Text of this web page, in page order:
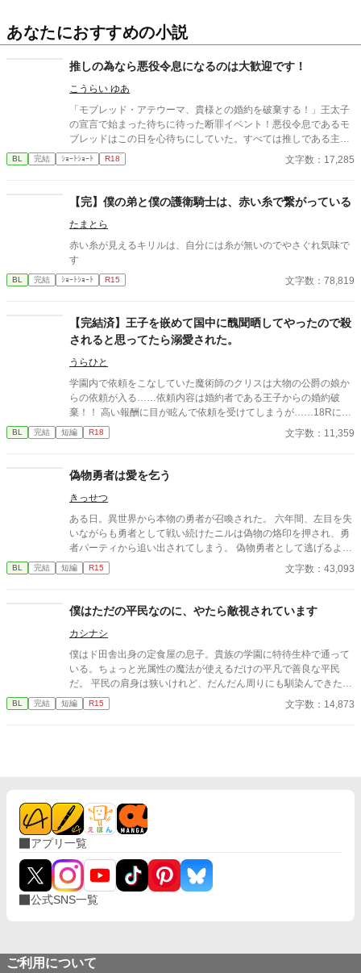
あなたにおすすめの小説
推しの為なら悪役令息になるのは大歓迎です！
こうらい ゆあ
「モブレッド・アテウーマ、貴様との婚約を破棄する！」王太子
の宣言で始まった待ちに待った断罪イベント！悪役令息であるモ
ブレッドはこの日を心待ちにしていた。すべては推しである主人
公ユレイユの幸せのため！推しの幸せを願い、日夜フラグを必死
に回収していくモブレッド。ところが、予想外の展開が待ってい
BL 完結 ｼｮｰﾄｼｮｰﾄ R18 文字数：17,285
【完】僕の弟と僕の護衛騎士は、赤い糸で繋がっている
たまとら
赤い糸が見えるキリルは、自分には糸が無いのでやさぐれ気味で
す
BL 完結 ｼｮｰﾄｼｮｰﾄ R15 文字数：78,819
【完結済】王子を嵌めて国中に醜聞晒してやったので殺
されると思ってたら溺愛された。
うらひと
学園内で依頼をこなしていた魔術師のクリスは大物の公爵の娘か
らの依頼が入る……依頼内容は婚約者である王子からの婚約破
棄！！ 高い報酬に目が眩んで依頼を受けてしまうが……18Rには
※がついています。 ムーン様にも投稿してます。
BL 完結 短編 R18 文字数：11,359
偽物勇者は愛を乞う
きっせつ
ある日。異世界から本物の勇者が召喚された。 六年間、左目を失
いながらも勇者として戦い続けたニルは偽物の烙印を押され、勇
者パーティから追い出されてしまう。 偽物勇者として逃げるよう
に人里離れた森の奥の小屋で隠遁生活をし始めたニル。悲嘆に暮
れる…事はなく、勇者の重圧から解放された彼は没落人生を楽し
筈の騎士が彼の前に現れて……。
BL 完結 短編 R15 文字数：43,093
僕はただの平民なのに、やたら敵視されています
カシナシ
僕はド田舎出身の定食屋の息子。貴族の学園に特待生枠で通って
いる。ちょっと光属性の魔法が使えるだけの平凡で善良な平民
だ。 平民の肩身は狭いけれど、だんだん周りにも馴染んできた
所。 真面目に勉強をしているだけなのに、何故か公爵令嬢に目を
つけられてしまったようでーー？
BL 完結 短編 R15 文字数：14,873
アプリ一覧
公式SNS一覧
ご利用について